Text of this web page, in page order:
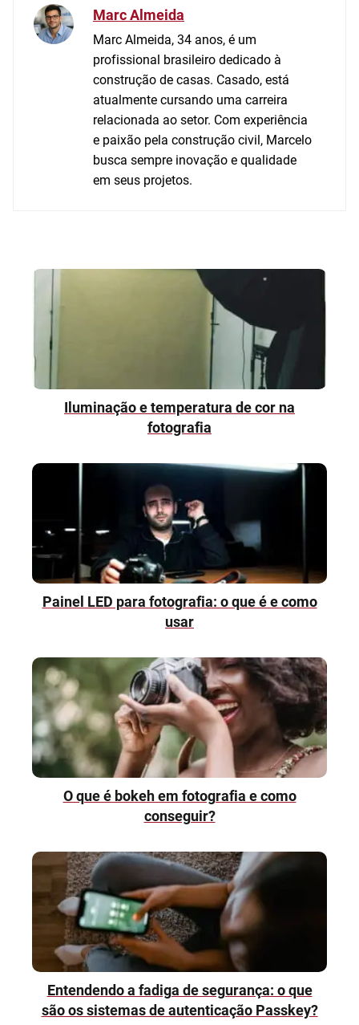
Marc Almeida
Marc Almeida, 34 anos, é um
profissional brasileiro dedicado à
construção de casas. Casado, está
atualmente cursando uma carreira
relacionada ao setor. Com experiência
e paixão pela construção civil, Marcelo
busca sempre inovação e qualidade
em seus projetos.
Iluminação e temperatura de cor na
fotografia
Painel LED para fotografia: o que é e como
usar
O que é bokeh em fotografia e como
conseguir?
Entendendo a fadiga de segurança: o que
são os sistemas de autenticação Passkey?